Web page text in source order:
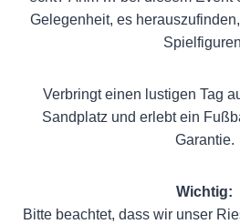
Gelegenheit, es
Verbringt einen lustigen Tag
Sandplatz und erlebt ein
Garantie.
Wichtig:
Bitte beachtet, dass wir unser